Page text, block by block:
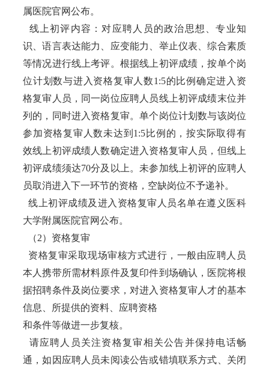
属医院官网公布。
线上初评内容：对应聘人员的政治思想、专业知
识、语言表达能力、应变能力、举止仪表、综合素质
等情况进行线上考评。根据线上初评成绩，按单个岗
位计划数与进入资格复审人数1:5的比例确定进入资
格复审人员，同一岗位应聘人员线上初评成绩末位并
列的，同时进入资格复审。单个岗位计划数与该岗位
参加资格复审人数未达到1:5比例的，按实际取得有
效线上初评成绩人数确定进入资格复审人员，但线上
初评成绩须达70分及以上。未参加线上初评的应聘人
员取消进入下一环节的资格，空缺岗位不予递补。
线上初评成绩及进入资格复审人员名单在遵义医科
大学附属医院官网公布。
（2）资格复审
资格复审采取现场审核方式进行，一般由应聘人员
本人携带所需材料原件及复印件到场确认，医院将根
据招聘条件及岗位要求，对进入资格复审人才的基本
信息、所提供的资料、应聘资格
和条件等做进一步复核。
请应聘人员关注资格复审相关公告并保持电话畅
通，如因应聘人员未阅读公告或错填联系方式、关闭